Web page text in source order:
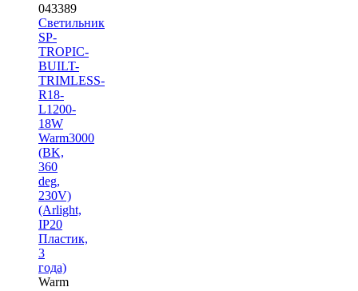
043389
Светильник
SP-
TROPIC-
BUILT-
TRIMLESS-
R18-
L1200-
18W
Warm3000
(BK,
360
deg,
230V)
(Arlight,
IP20
Пластик,
3
года)
Warm